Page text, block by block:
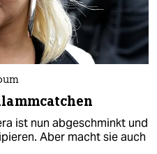
ist nun abgeschminkt und
Aber macht sie auch